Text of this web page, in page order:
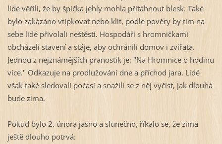
lidé věřili, že by špička jehly mohla přitáhnout blesk. Také
bylo zakázáno vtipkovat nebo klít, podle pověry by tím na
sebe lidé přivolali neštěstí. Hospodáři s hromničkami
obcházeli stavení a stáje, aby ochránili domov i zvířata.
Jednou z nejznámějších pranostik je: "Na Hromnice o hodinu
více." Odkazuje na prodlužování dne a příchod jara. Lidé
však také sledovali počasí a snažili se z něj vyčíst, jak dlouhá
bude zima.
Pokud bylo 2. února jasno a slunečno, říkalo se, že zima
ještě dlouho potrvá: